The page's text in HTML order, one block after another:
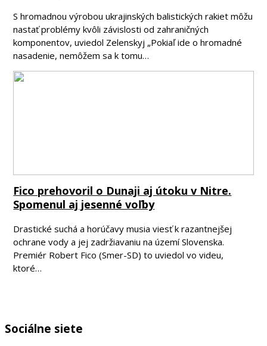
S hromadnou výrobou ukrajinských balistických rakiet môžu
nastať problémy kvôli závislosti od zahraničných
komponentov, uviedol Zelenskyj „Pokiaľ ide o hromadné
nasadenie, nemôžem sa k tomu…
Fico prehovoril o Dunaji aj útoku v Nitre.
Spomenul aj jesenné voľby
Drastické suchá a horúčavy musia viesť k razantnejšej
ochrane vody a jej zadržiavaniu na území Slovenska.
Premiér Robert Fico (Smer-SD) to uviedol vo videu,
ktoré…
Sociálne siete